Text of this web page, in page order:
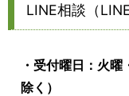
LINE相談（
・受付曜日：火
除く）